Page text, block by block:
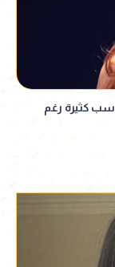
كثيرة رغم